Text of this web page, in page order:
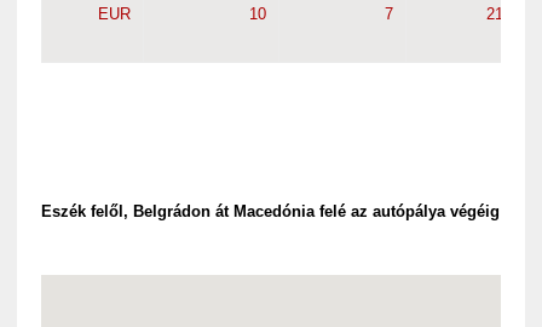
EUR 10 7 21,5
Eszék felől, Belgrádon át Macedónia felé az autópálya végéig